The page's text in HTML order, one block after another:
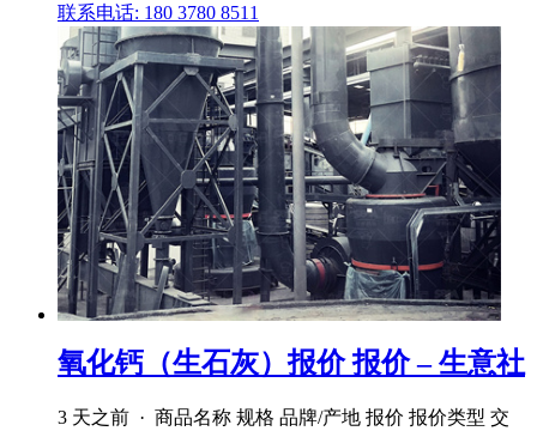
联系电话: 180 3780 8511
氧化钙（生石灰）报价 报价 – 生意社
3 天之前 · 商品名称 规格 品牌/产地 报价 报价类型 交